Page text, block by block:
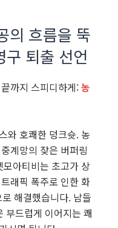
의 흐름을 뚝
구 퇴출 선언
까지 스피디하게:농
와 호쾌한 덩크슛. 농
계망의 잦은 버퍼링
아티비는 초고가 상
래픽 폭주로 인한 화
해결했습니다. 남들
부드럽게 이어지는 쾌